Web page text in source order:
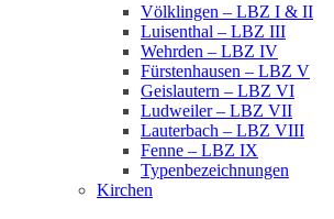
Völklingen – LBZ I & II
Luisenthal – LBZ III
Wehrden – LBZ IV
Fürstenhausen – LBZ V
Geislautern – LBZ VI
Ludweiler – LBZ VII
Lauterbach – LBZ VIII
Fenne – LBZ IX
Typenbezeichnungen
Kirchen